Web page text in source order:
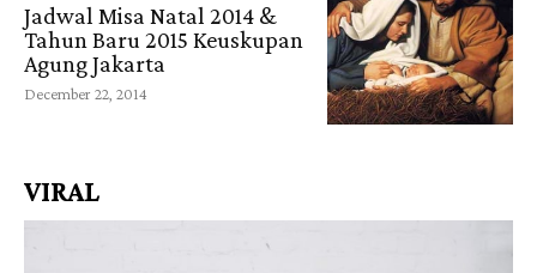
Jadwal Misa Natal 2014 &
Tahun Baru 2015 Keuskupan
Agung Jakarta
December 22, 2014
VIRAL